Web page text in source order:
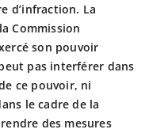
d’infraction. La
Commission
son pouvoir
pas interférer dans
ce pouvoir, ni
le cadre de la
des mesures